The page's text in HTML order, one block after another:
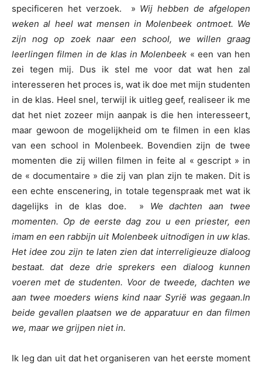
specificeren het verzoek. » Wij hebben de afgelopen
weken al heel wat mensen in Molenbeek ontmoet. We
zijn nog op zoek naar een school, we willen graag
leerlingen filmen in de klas in Molenbeek « een van hen
zei tegen mij. Dus ik stel me voor dat wat hen zal
interesseren het proces is, wat ik doe met mijn studenten
in de klas. Heel snel, terwijl ik uitleg geef, realiseer ik me
dat het niet zozeer mijn aanpak is die hen interesseert,
maar gewoon de mogelijkheid om te filmen in een klas
van een school in Molenbeek. Bovendien zijn de twee
momenten die zij willen filmen in feite al « gescript » in
de « documentaire » die zij van plan zijn te maken. Dit is
een echte enscenering, in totale tegenspraak met wat ik
dagelijks in de klas doe. » We dachten aan twee
momenten. Op de eerste dag zou u een priester, een
imam en een rabbijn uit Molenbeek uitnodigen in uw klas.
Het idee zou zijn te laten zien dat interreligieuze dialoog
bestaat. dat deze drie sprekers een dialoog kunnen
voeren met de studenten. Voor de tweede, dachten we
aan twee moeders wiens kind naar Syrië was gegaan.In
beide gevallen plaatsen we de apparatuur en dan filmen
we, maar we grijpen niet in.
Ik leg dan uit dat het organiseren van het eerste moment